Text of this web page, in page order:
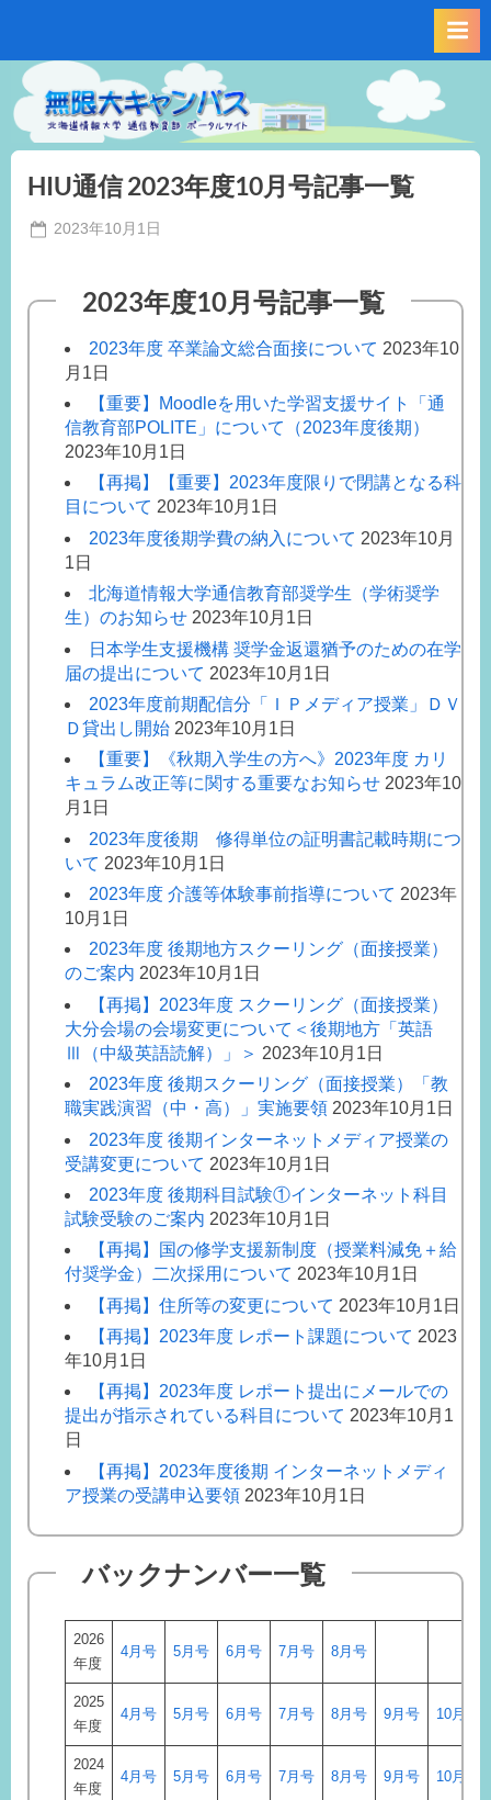
content
HIU通信 2023年度10月号記事一覧
Posted
2023年10月1日
局
2023年度10月号記事一覧
2023年度 卒業論文総合面接について 2023年10
月1日
【重要】Moodleを用いた学習支援サイト「通
信教育部POLITE」について（2023年度後期）
2023年10月1日
【再掲】【重要】2023年度限りで閉講となる科
目について 2023年10月1日
2023年度後期学費の納入について 2023年10月
1日
北海道情報大学通信教育部奨学生（学術奨学
生）のお知らせ 2023年10月1日
日本学生支援機構 奨学金返還猶予のための在学
届の提出について 2023年10月1日
2023年度前期配信分「ＩＰメディア授業」ＤＶ
Ｄ貸出し開始 2023年10月1日
【重要】《秋期入学生の方へ》2023年度 カリ
キュラム改正等に関する重要なお知らせ 2023年10
月1日
2023年度後期 修得単位の証明書記載時期につ
いて 2023年10月1日
2023年度 介護等体験事前指導について 2023年
10月1日
2023年度 後期地方スクーリング（面接授業）
のご案内 2023年10月1日
【再掲】2023年度 スクーリング（面接授業）
大分会場の会場変更について＜後期地方「英語
Ⅲ（中級英語読解）」＞ 2023年10月1日
2023年度 後期スクーリング（面接授業）「教
職実践演習（中・高）」実施要領 2023年10月1日
2023年度 後期インターネットメディア授業の
受講変更について 2023年10月1日
2023年度 後期科目試験①インターネット科目
試験受験のご案内 2023年10月1日
【再掲】国の修学支援新制度（授業料減免＋給
付奨学金）二次採用について 2023年10月1日
【再掲】住所等の変更について 2023年10月1日
【再掲】2023年度 レポート課題について 2023
年10月1日
【再掲】2023年度 レポート提出にメールでの
提出が指示されている科目について 2023年10月1
日
【再掲】2023年度後期 インターネットメディ
ア授業の受講申込要領 2023年10月1日
バックナンバー一覧
2026
年度
4月号 5月号 6月号 7月号 8月号
2025
年度
4月号 5月号 6月号 7月号 8月号 9月号 10月号
2024
年度
4月号 5月号 6月号 7月号 8月号 9月号 10月号